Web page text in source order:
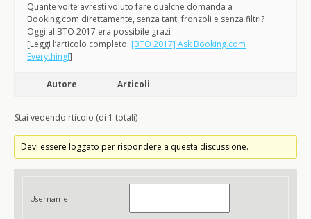
Quante volte avresti voluto fare qualche domanda a
Booking.com direttamente, senza tanti fronzoli e senza filtri?
Oggi al BTO 2017 era possibile grazi
[Leggi l’articolo completo: [BTO 2017] Ask Booking.com
Everything!]
Autore Articoli
Stai vedendo rticolo (di 1 totali)
Devi essere loggato per rispondere a questa discussione.
Username: